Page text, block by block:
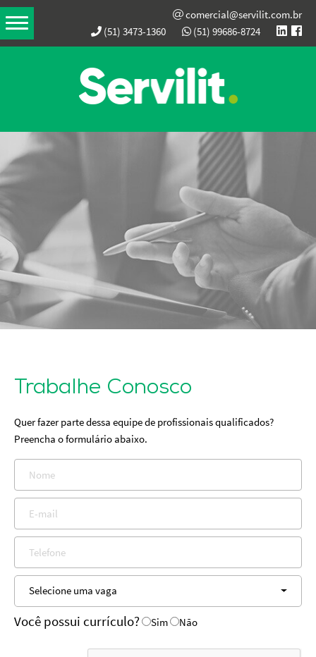
comercial@servilit.com.br
(51) 3473-1360
(51) 99686-8724
Trabalhe Conosco
Quer fazer parte dessa equipe de profissionais qualificados?
Preencha o formulário abaixo.
Nome
E-mail
Telefone
Selecione uma vaga
Você possui currículo? Sim Não